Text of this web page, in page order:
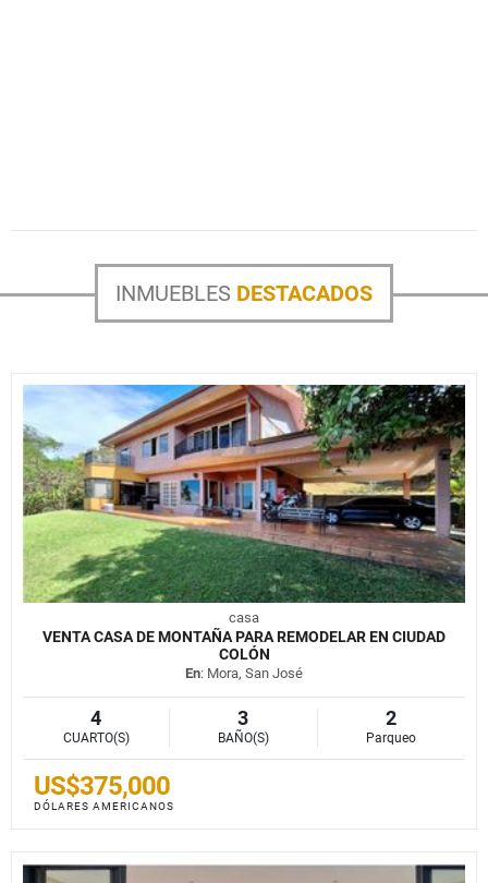
INMUEBLES DESTACADOS
casa
VENTA CASA DE MONTAÑA PARA REMODELAR EN CIUDAD
COLÓN
En: Mora, San José
4
CUARTO(S)
3
BAÑO(S)
2
Parqueo
US$375,000
DÓLARES AMERICANOS